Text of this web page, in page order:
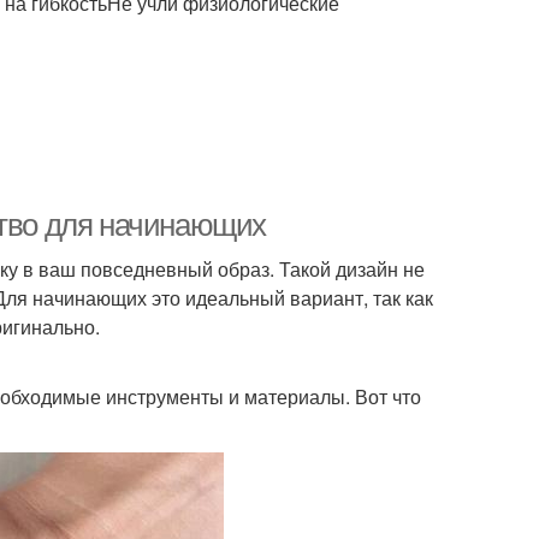
для начинающих
в ваш повседневный образ. Такой дизайн не
начинающих это идеальный вариант, так как
инструменты и материалы. Вот что